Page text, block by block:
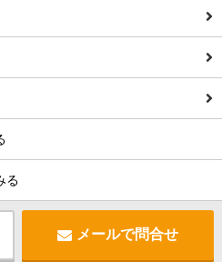
る
メールで問合せ